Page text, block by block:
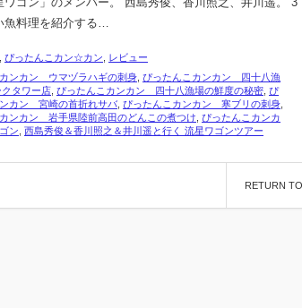
魚料理を紹介する…
ぴったんこカン☆カン
レビュー
ンカン ウマヅラハギの刺身 ぴったんこカンカン 四十八漁
タワー店 ぴったんこカンカン 四十八漁場の鮮度の秘密 ぴ
カン 宮崎の首折れサバ ぴったんこカンカン 寒ブリの刺身
ンカン 岩手県陸前高田のどんこの煮つけ ぴったんこカンカ
ン 西島秀俊＆香川照之＆井川遥と行く 流星ワゴンツアー
RETURN